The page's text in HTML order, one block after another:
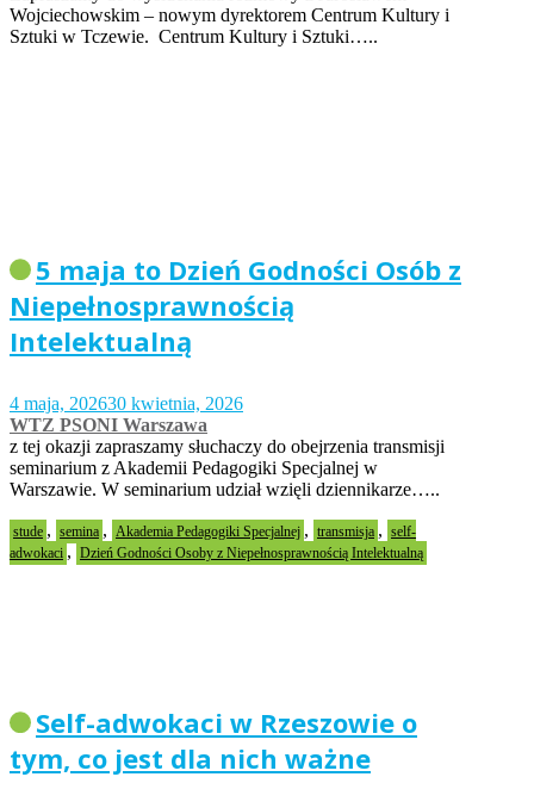
Wojciechowskim – nowym dyrektorem Centrum Kultury i
Sztuki w Tczewie. Centrum Kultury i Sztuki…..
5 maja to Dzień Godności Osób z
Niepełnosprawnością
Intelektualną
4 maja, 202630 kwietnia, 2026
WTZ PSONI Warszawa
z tej okazji zapraszamy słuchaczy do obejrzenia transmisji
seminarium z Akademii Pedagogiki Specjalnej w
Warszawie. W seminarium udział wzięli dziennikarze…..
stude , semina , Akademia Pedagogiki Specjalnej , transmisja , self-
adwokaci , Dzień Godności Osoby z Niepełnosprawnością Intelektualną
Self-adwokaci w Rzeszowie o
tym, co jest dla nich ważne